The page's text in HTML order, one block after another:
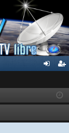
ar
ist
rs